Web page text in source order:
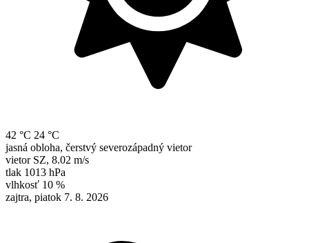
42 °C 24 °C
jasná obloha, čerstvý severozápadný vietor
vietor SZ, 8.02 m/s
tlak 1013 hPa
vlhkosť 10 %
zajtra, piatok 7. 8. 2026